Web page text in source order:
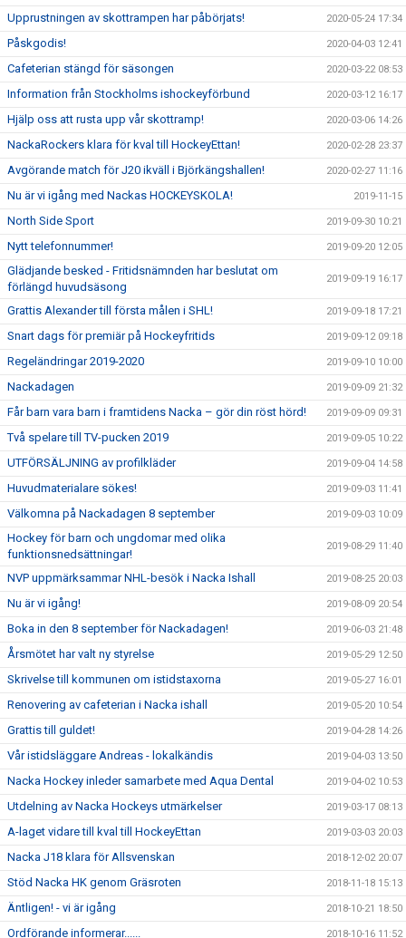
Upprustningen av skottrampen har påbörjats! 2020-05-24 17:34
Påskgodis! 2020-04-03 12:41
Cafeterian stängd för säsongen 2020-03-22 08:53
Information från Stockholms ishockeyförbund 2020-03-12 16:17
Hjälp oss att rusta upp vår skottramp! 2020-03-06 14:26
NackaRockers klara för kval till HockeyEttan! 2020-02-28 23:37
Avgörande match för J20 ikväll i Björkängshallen! 2020-02-27 11:16
Nu är vi igång med Nackas HOCKEYSKOLA! 2019-11-15
North Side Sport 2019-09-30 10:21
Nytt telefonnummer! 2019-09-20 12:05
Glädjande besked - Fritidsnämnden har beslutat om
förlängd huvudsäsong
2019-09-19 16:17
Grattis Alexander till första målen i SHL! 2019-09-18 17:21
Snart dags för premiär på Hockeyfritids 2019-09-12 09:18
Regeländringar 2019-2020 2019-09-10 10:00
Nackadagen 2019-09-09 21:32
Får barn vara barn i framtidens Nacka – gör din röst hörd! 2019-09-09 09:31
Två spelare till TV-pucken 2019 2019-09-05 10:22
UTFÖRSÄLJNING av profilkläder 2019-09-04 14:58
Huvudmaterialare sökes! 2019-09-03 11:41
Välkomna på Nackadagen 8 september 2019-09-03 10:09
Hockey för barn och ungdomar med olika
funktionsnedsättningar!
2019-08-29 11:40
NVP uppmärksammar NHL-besök i Nacka Ishall 2019-08-25 20:03
Nu är vi igång! 2019-08-09 20:54
Boka in den 8 september för Nackadagen! 2019-06-03 21:48
Årsmötet har valt ny styrelse 2019-05-29 12:50
Skrivelse till kommunen om istidstaxorna 2019-05-27 16:01
Renovering av cafeterian i Nacka ishall 2019-05-20 10:54
Grattis till guldet! 2019-04-28 14:26
Vår istidsläggare Andreas - lokalkändis 2019-04-03 13:50
Nacka Hockey inleder samarbete med Aqua Dental 2019-04-02 10:53
Utdelning av Nacka Hockeys utmärkelser 2019-03-17 08:13
A-laget vidare till kval till HockeyEttan 2019-03-03 20:03
Nacka J18 klara för Allsvenskan 2018-12-02 20:07
Stöd Nacka HK genom Gräsroten 2018-11-18 15:13
Äntligen! - vi är igång 2018-10-21 18:50
Ordförande informerar...... 2018-10-16 11:52